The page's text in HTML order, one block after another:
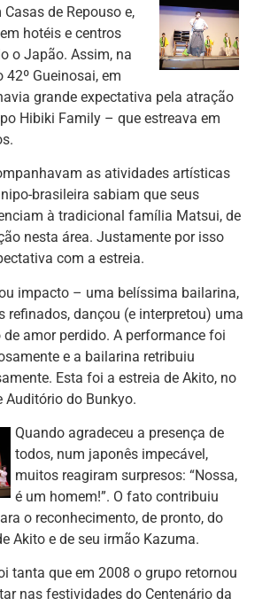
de Repouso e,
hotéis e centros
o Japão. Assim, na
Gueinosai, em
grande expectativa pela atração
Hibiki Family – que estreava em
as atividades artísticas
brasileira sabiam que seus
à tradicional família Matsui, de
nesta área. Justamente por isso
com a estreia.
impacto – uma belíssima bailarina,
refinados, dançou (e interpretou) uma
amor perdido. A performance foi
e a bailarina retribuiu
Esta foi a estreia de Akito, no
Auditório do Bunkyo.
Quando agradeceu a presença de
todos, num japonês impecável,
muitos reagiram surpresos: “Nossa,
é um homem!”. O fato contribuiu
o reconhecimento, de pronto, do
Akito e de seu irmão Kazuma.
tanta que em 2008 o grupo retornou
nas festividades do Centenário da